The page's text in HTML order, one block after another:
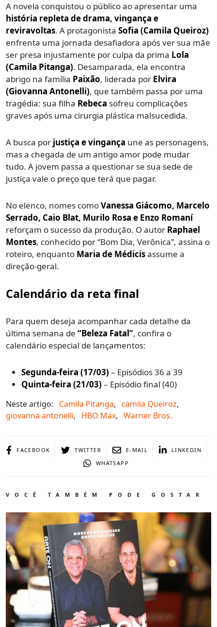
A novela conquistou o público ao apresentar uma
história repleta de drama, vingança e
reviravoltas. A protagonista Sofia (Camila Queiroz)
enfrenta uma jornada desafiadora após ver sua mãe
ser presa injustamente por culpa da prima Lola
(Camila Pitanga). Desamparada, ela encontra
abrigo na família Paixão, liderada por Elvira
(Giovanna Antonelli), que também passa por uma
tragédia: sua filha Rebeca sofreu complicações
graves após uma cirurgia plástica malsucedida.
A busca por justiça e vingança une as personagens,
mas a chegada de um antigo amor pode mudar
tudo. A jovem passa a questionar se sua sede de
justiça vale o preço que terá que pagar.
No elenco, nomes comoVanessa Giácomo, Marcelo
Serrado, Caio Blat, Murilo Rosa e Enzo Romaní
reforçam o sucesso da produção. O autor Raphael
Montes, conhecido por “Bom Dia, Verônica”, assina o
roteiro, enquanto Maria de Médicisassume a
direção-geral.
Calendário da reta final
Para quem deseja acompanhar cada detalhe da
última semana de “Beleza Fatal”, confira o
calendário especial de lançamentos:
Segunda-feira (17/03) – Episódios 36 a 39
Quinta-feira (21/03) – Episódio final (40)
Neste artigo: Camila Pitanga, camila Queiroz,
giovanna antonelli, HBO Max, Warner Bros.
FACEBOOK TWITTER E-MAIL
LINKEDIN
WHATSAPP
VOCÊ TAMBÉM PODE GOSTAR